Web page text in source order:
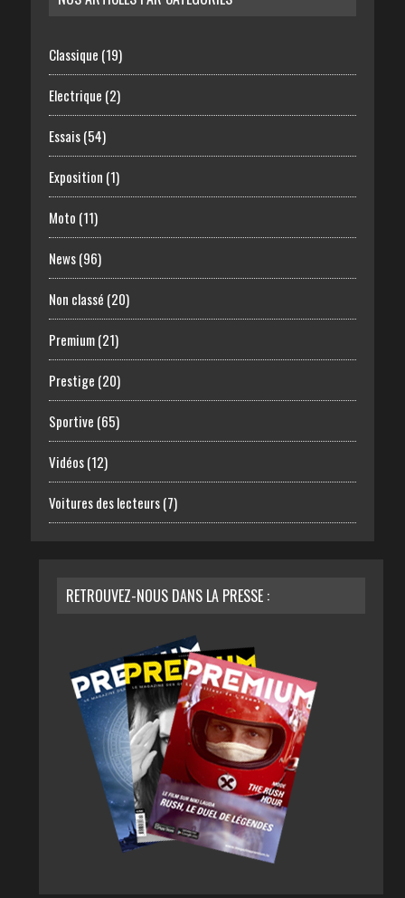
Classique (19)
Electrique (2)
Essais(54)
Exposition (1)
Moto (11)
News(96)
Non classé (20)
Premium(21)
Prestige (20)
Sportive (65)
Vidéos(12)
Voitures des lecteurs(7)
RETROUVEZ-NOUS DANS LA PRESSE :